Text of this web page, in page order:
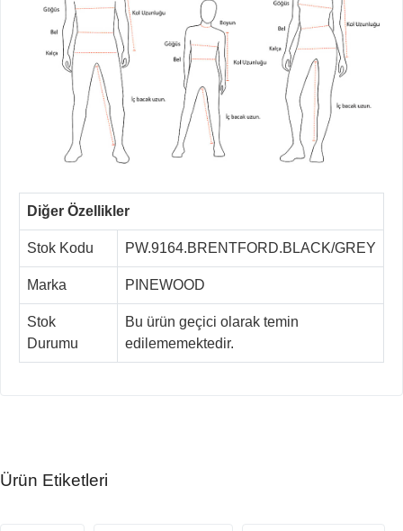
Diğer Özellikler
Stok Kodu PW.9164.BRENTFORD.BLACK/GREY
Marka PINEWOOD
Stok
Durumu
Bu ürün geçici olarak temin
edilememektedir.
Ürün Etiketleri